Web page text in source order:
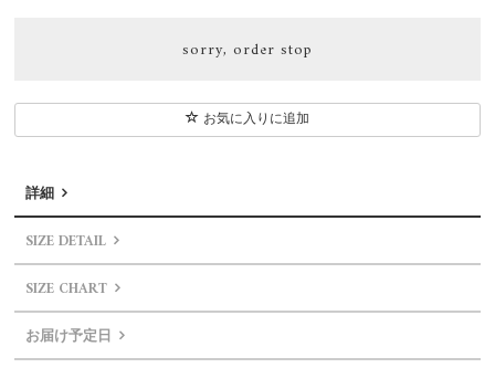
sorry, order stop
お気に入りに追加
詳細
SIZE DETAIL
SIZE CHART
お届け予定日